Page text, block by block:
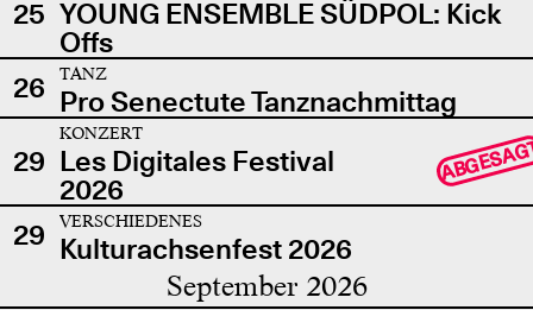
25 YOUNG ENSEMBLE SÜDPOL: Kick
Offs
26
TANZ
Pro Senectute Tanznachmittag
29
KONZERT
Les Digitales Festival
2026
29 VERSCHIEDENES
Kulturachsenfest 2026
September 2026